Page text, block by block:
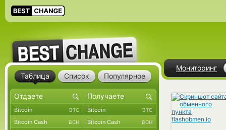
Мониторинг
Таблица Список Популярное
Bitcoin BTC Bitcoin BTC
Bitcoin Cash BCH Bitcoin Cash BCH